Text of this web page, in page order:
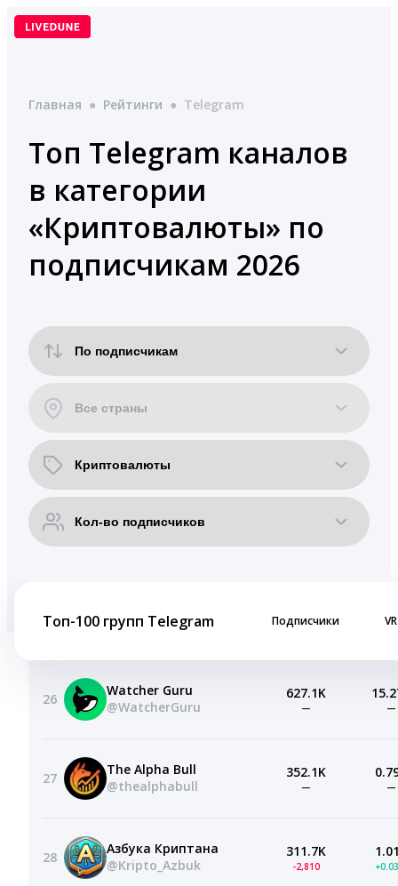
Перейти
Главная ● Рейтинги ● Telegram
Топ Telegram каналов
в категории
«Криптовалюты» по
подписчикам 2026
Топ-100 групп Telegram Подписчики VR
26
Watcher Guru
@WatcherGuru
627.1K
— —
27
The Alpha Bull
@thealphabull
352.1K
— —
28
Азбука Криптана
@Kripto_Azbuk
311.7K
-2,810